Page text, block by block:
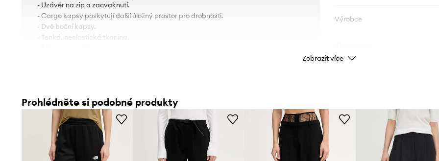
- Uzávěr na zip a zacvaknutí.
- Cargo kapsy poskytují další úložný prostor pro drobnosti.
- Dvě boční kapsy.
- Tenká, neelastická tkanina.
- Vnější délka nohavic: 34 cm.
- Rozměry pro velikost: S.
Výrobce
Zobrazit více
Prohlédněte si podobné produkty